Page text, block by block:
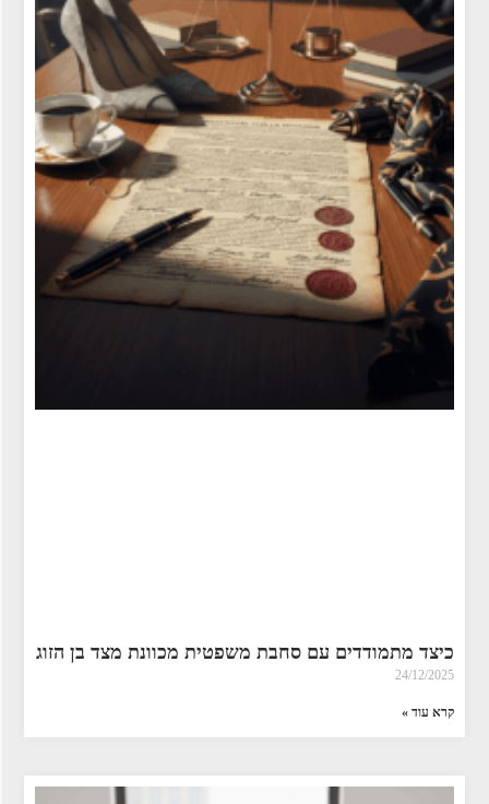
כיצד מתמודדים עם סחבת משפטית מכוונת מצד בן הזוג
24/12/2025
קרא עוד »